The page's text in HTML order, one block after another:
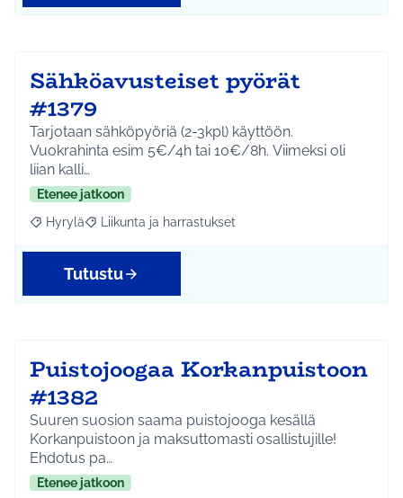
Sähköavusteiset pyörät
#1379
Tarjotaan sähköpyöriä (2-3kpl) käyttöön.
Vuokrahinta esim 5€/4h tai 10€/8h. Viimeksi oli
liian kalli…
Etenee jatkoon
Rajaa tulokset aihepiirin mukaan: Hyrylä
Hyrylä Rajaa tulokset teeman mukaan: Liikunta ja
Liikunta ja harrastukset
Tutustu
Puistojoogaa Korkanpuistoon
#1382
Suuren suosion saama puistojooga kesällä
Korkanpuistoon ja maksuttomasti osallistujille!
Ehdotus pa…
Etenee jatkoon